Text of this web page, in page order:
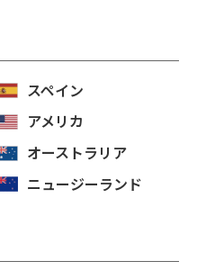
スペイン
アメリカ
オーストラリア
ニュージーランド